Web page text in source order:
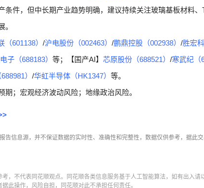
条件，但中长期产业趋势明确，建议持续关注玻璃基板材料、
。
（601138） /沪电股份（002463） /鹏鼎控股（002938） /胜宏
子（688183） 等；【国产AI】 芯原股份（688521） /寒武纪（
） /华虹半导体（HK1347） 等。
期；宏观经济波动风险；地缘政治风险。
告信息源，并不保证数据的实时性、准确性和完整性，数据仅供参考，据此
考，不代表同花顺观点。同花顺各类信息服务基于人工智能算法，如有出入请
此操作，风险自担，同花顺对此不承担任何责任。